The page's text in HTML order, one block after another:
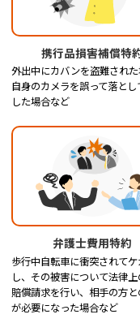
携行品損害補償特
外出中にカバンを盗難され
自身のカメラを誤って落とし
した場合など
弁護士費用特約
歩行中自転車に衝突されてケ
し、その被害について法律
賠償請求を行い、相手の方
が必要になった場合など